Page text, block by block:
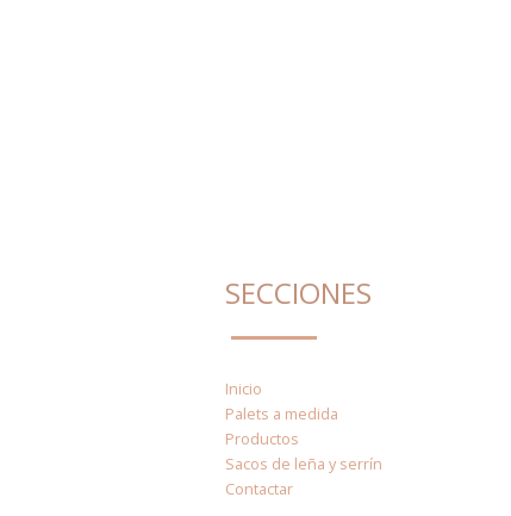
SECCIONES
Inicio
Palets a medida
Productos
Sacos de leña y serrín
Contactar